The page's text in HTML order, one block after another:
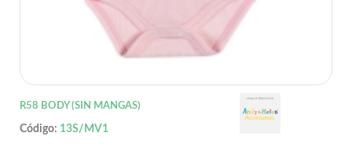
R58 BODY (SIN MANGAS)
Código: 13S/MV1